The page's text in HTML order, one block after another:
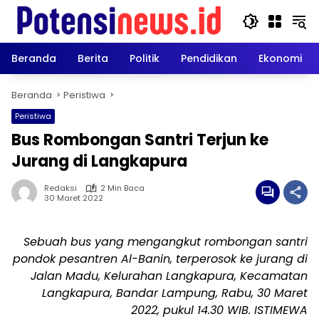
Langsung
konten
Beranda
Berita Politik Pendidikan Ekonomi
Beranda Peristiwa
Peristiwa
Bus Rombongan Santri Terjun ke
Jurang di Langkapura
Redaksi
2 Min Baca
30 Maret 2022
Sebuah bus yang mengangkut rombongan santri
pondok pesantren Al-Banin, terperosok ke jurang di
Jalan Madu, Kelurahan Langkapura, Kecamatan
Langkapura, Bandar Lampung, Rabu, 30 Maret
2022, pukul 14.30 WIB. ISTIMEWA